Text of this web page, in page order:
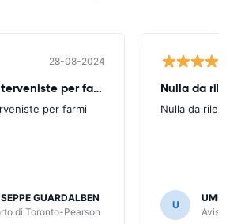
28-08-2024
mi piacerebbe interveniste per farmi
per farmi
GUARDALBEN
di Toronto-Pearson
Nulla da
Nulla da
U
Avis